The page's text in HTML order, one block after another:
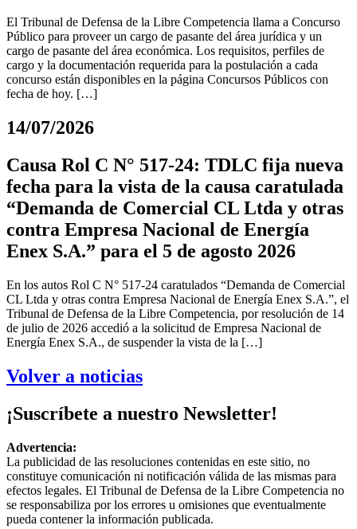
El Tribunal de Defensa de la Libre Competencia llama a Concurso
Público para proveer un cargo de pasante del área jurídica y un
cargo de pasante del área económica. Los requisitos, perfiles de
cargo y la documentación requerida para la postulación a cada
concurso están disponibles en la página Concursos Públicos con
fecha de hoy. […]
14/07/2026
Causa Rol C N° 517-24: TDLC fija nueva
fecha para la vista de la causa caratulada
“Demanda de Comercial CL Ltda y otras
contra Empresa Nacional de Energía
Enex S.A.” para el 5 de agosto 2026
En los autos Rol C N° 517-24 caratulados “Demanda de Comercial
CL Ltda y otras contra Empresa Nacional de Energía Enex S.A.”, el
Tribunal de Defensa de la Libre Competencia, por resolución de 14
de julio de 2026 accedió a la solicitud de Empresa Nacional de
Energía Enex S.A., de suspender la vista de la […]
Volver a noticias
¡Suscríbete a nuestro Newsletter!
Advertencia:
La publicidad de las resoluciones contenidas en este sitio, no
constituye comunicación ni notificación válida de las mismas para
efectos legales. El Tribunal de Defensa de la Libre Competencia no
se responsabiliza por los errores u omisiones que eventualmente
pueda contener la información publicada.